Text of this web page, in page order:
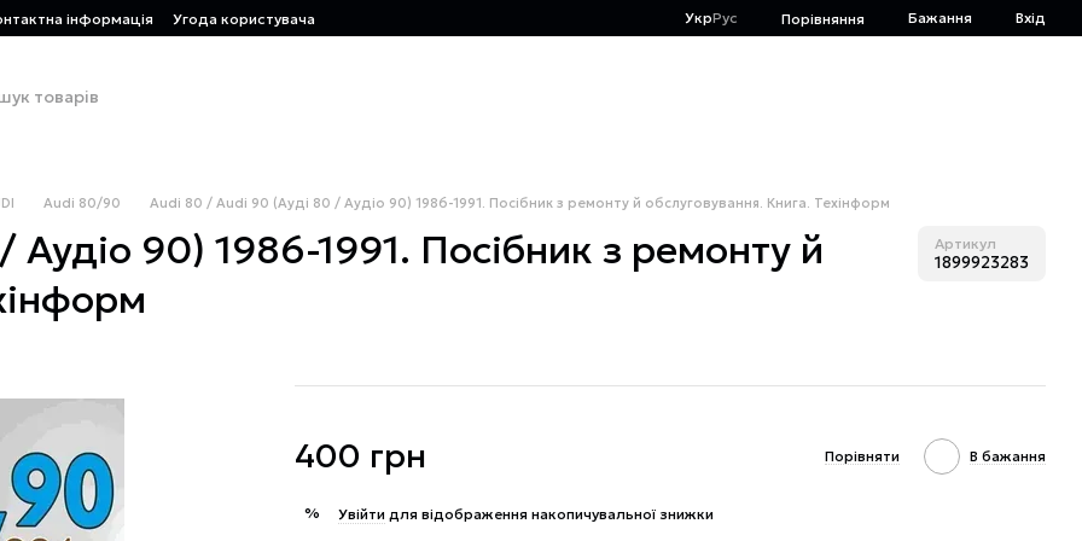
інформація Угода користувача УкрРус Порівняння Бажання Вхід
Audi 80/90 Audi 80 / Audi 90 (Ауді 80 / Аудіо 90) 1986-1991. Посібник з ремонту й обслуговування. Книга. Техінформ
90) 1986-1991. Посібник з ремонту й
Артикул
1899923283
400 грн Порівняти В бажання
% Увійти для відображення накопичувальної знижки